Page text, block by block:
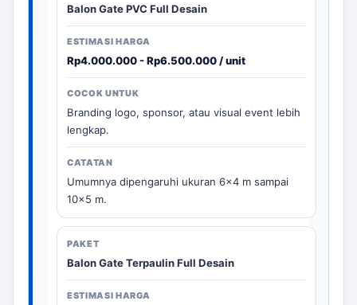
Balon Gate PVC Full Desain
Rp4.000.000 - Rp6.500.000 / unit
Branding logo, sponsor, atau visual event lebih
lengkap.
Umumnya dipengaruhi ukuran 6x4 m sampai
10x5 m.
Balon Gate Terpaulin Full Desain